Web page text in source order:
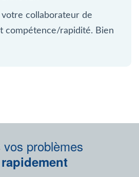
collaborateur de
compétence/rapidité. Bien
problèmes
rapidement